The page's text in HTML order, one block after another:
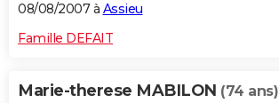
08/08/2007 à Assieu
Famille DEFAIT
Marie-therese MABILON (74 ans)